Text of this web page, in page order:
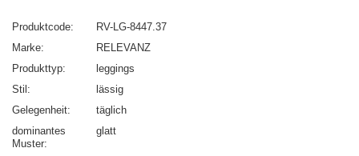
Produktcode
RV-LG-8447.37
Marke
RELEVANZ
Produkttyp
leggings
Stil
lässig
Gelegenheit
täglich
dominantes
Muster
glatt